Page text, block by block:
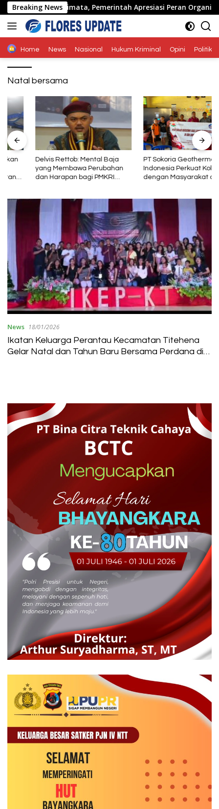
Langsung
ke
konten
Breaking News
Ende di Naimata, Pemerintah Apresiasi Peran Organisasi
Home News Nasional Hukum Kriminal Opini Politik
Natal bersama
Delvis Rettob: Mental Baja
yang Membawa Perubahan
dan Harapan bagi PMKRI
PT Sokoria Geothermal
Indonesia Perkuat Kolaborasi
dengan Masyarakat di
News 18/01/2026
Ikatan Keluarga Perantau Kecamatan Titehena
Gelar Natal dan Tahun Baru Bersama Perdana di